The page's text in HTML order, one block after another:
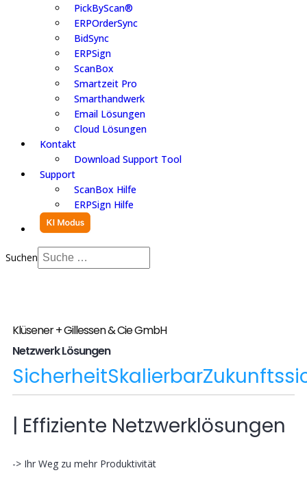
PickByScan®
ERPOrderSync
BidSync
ERPSign
ScanBox
Smartzeit Pro
Smarthandwerk
Email Lösungen
Cloud Lösungen
Kontakt
Download Support Tool
Support
ScanBox Hilfe
ERPSign Hilfe
Suchen
Klüsener + Gillessen & Cie GmbH
Netzwerk Lösungen
SicherheitSkalierbar
| Effiziente Netzwerklösungen
-> Ihr Weg zu mehr Produktivität